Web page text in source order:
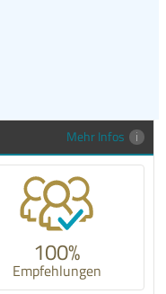
Mehr Infos
100%
Empfehlungen